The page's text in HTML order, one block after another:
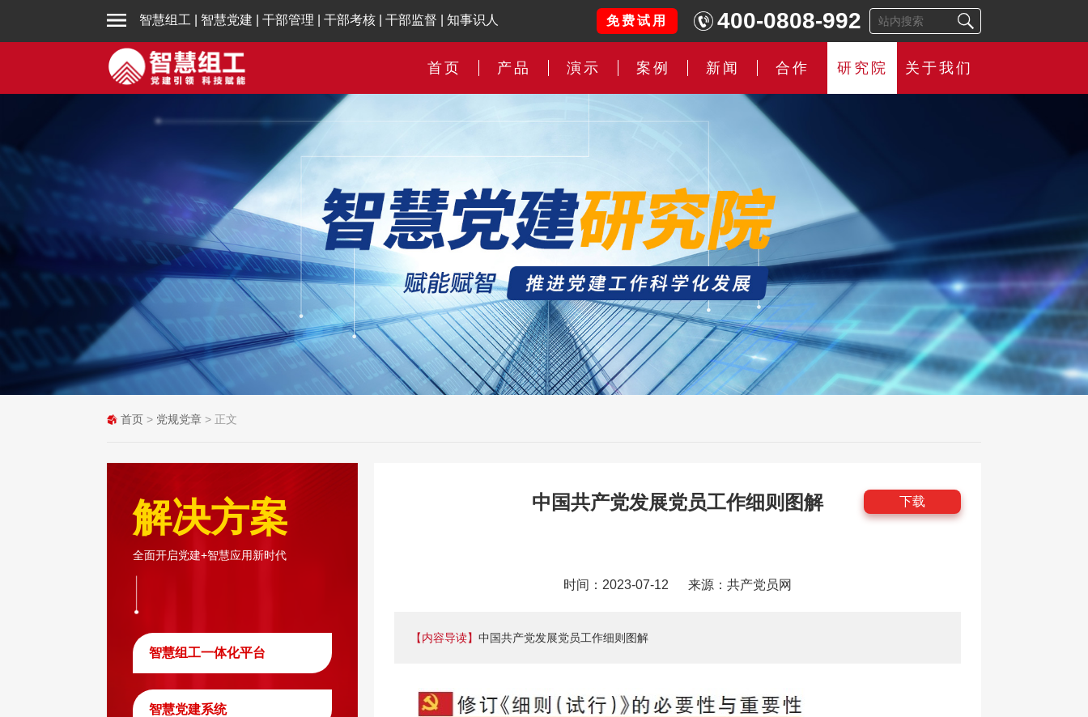
智慧组工 智慧党建 干部管理 干部考核 干部监督 知事识人 免费试用 400-0808-992
首页 产品 演示 案例 新闻 合作 研究院 关于我们
首页 > 党规党章 > 正文
解决方案
全面开启党建+智慧应用新时代
智慧组工一体化平台
智慧党建系统
中国共产党发展党员工作细则图解 下载
时间：2023-07-12 来源：共产党员网
【内容导读】 中国共产党发展党员工作细则图解